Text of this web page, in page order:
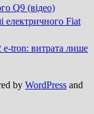
Q9 (відео)
електричного Fiat
e-tron: витрата лише
by WordPress and